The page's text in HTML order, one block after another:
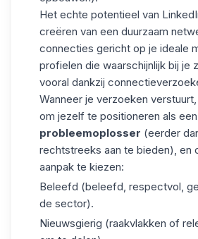
Het echte potentieel van
creëren van een duurzaam
connecties gericht op je ideale
profielen die waarschijnlijk bij je
vooral dankzij
Wanneer je verzoeken
om jezelf te positioneren als een
probleemoplosser (eerder
rechtstreeks aan te bieden), en
aanpak te kiezen:
Beleefd (beleefd, respectvol,
de sector).
Nieuwsgierig (raakvlakken of